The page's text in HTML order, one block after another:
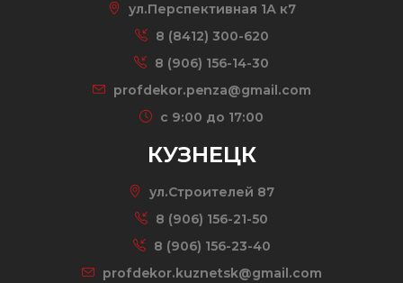
ул.Перспективная 1А к7
8 (8412) 300-620
8 (906) 156-14-30
profdekor.penza@gmail.com
c 9:00 до 17:00
КУЗНЕЦК
ул.Строителей 87
8 (906) 156-21-50
8 (906) 156-23-40
profdekor.kuznetsk@gmail.com